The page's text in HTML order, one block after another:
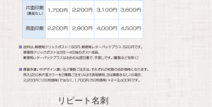
リピート名刺